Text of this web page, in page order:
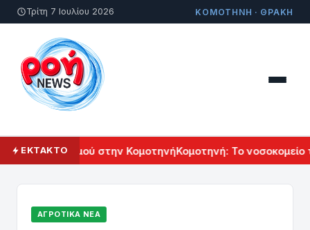
Τρίτη 7 Ιουλίου 2026 ΚΟΜΟΤΗΝΗ · ΘΡΑΚΗ
ΕΚΤΑΚΤΟ
Πολιτισμού στην ΚομοτηνήΚομοτηνή: Το νοσοκομείο
ΑΓΡΟΤΙΚΆ ΝΈΑ